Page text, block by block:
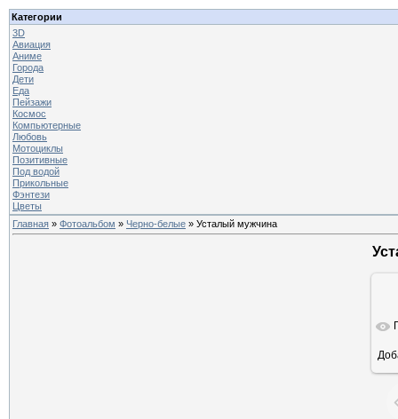
Категории
3D
Авиация
Аниме
Города
Дети
Еда
Пейзажи
Космос
Компьютерные
Любовь
Мотоциклы
Позитивные
Под водой
Прикольные
Фэнтези
Цветы
Главная » Фотоальбом » Черно-белые » Усталый мужчина